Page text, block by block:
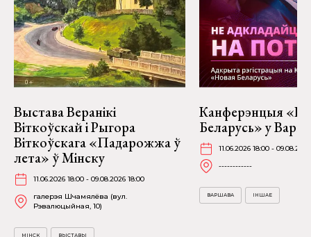
Выстава Веранікі
Віткоўскай і Рыгора
Віткоўскага «Падарожжа ў
лета» ў Мінску
11.06.2026 18:00 - 09.08.2026 18:00
галерэя Шчамялёва (вул.
Рэвалюцыйная, 10)
МІНСК ВЫСТАВЫ
Канферэнцыя
Беларусь» у
11.06.2026 18:00 -
------------
ВАРШАВА ІНШАЕ